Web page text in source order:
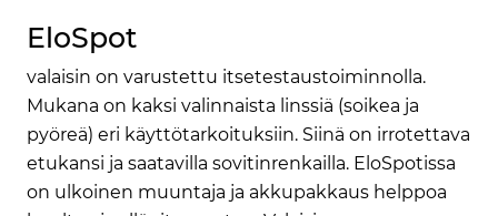
EloSpot
valaisin on varustettu itsetestaustoiminnolla.
Mukana on kaksi valinnaista linssiä (soikea ja
pyöreä) eri käyttötarkoituksiin. Siinä on irrotettava
etukansi ja saatavilla sovitinrenkailla. EloSpotissa
on ulkoinen muuntaja ja akkupakkaus helppoa